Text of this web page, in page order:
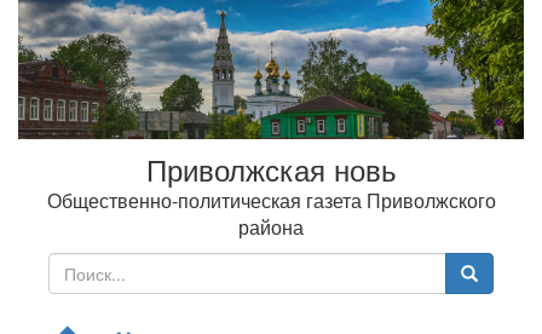
Приволжская новь
Общественно-политическая газета Приволжского
района